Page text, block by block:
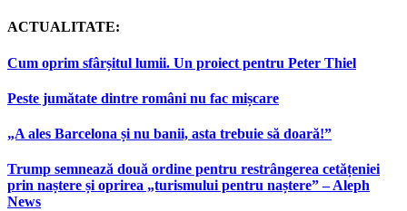
ACTUALITATE:
Cum oprim sfârșitul lumii. Un proiect pentru Peter Thiel
Peste jumătate dintre români nu fac mișcare
„A ales Barcelona și nu banii, asta trebuie să doară!”
Trump semnează două ordine pentru restrângerea cetățeniei
prin naștere și oprirea „turismului pentru naștere” – Aleph
News